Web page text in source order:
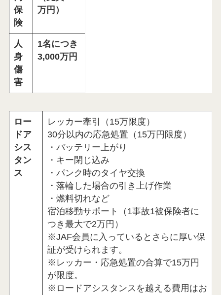
保
険
万円）
人
身
傷
害
1名につき
3,000万円
ロー
ドア
シス
タン
ス
レッカー牽引（15万限度）
30分以内の応急処置（15万円限度）
・バッテリー上がり
・キー閉じ込み
・パンク時のタイヤ交換
・落輪した場合の引き上げ作業
・燃料切れなど
宿泊移動サポート（1事故1被保険者に
つき最大で2万円）
※JAF会員に入っているとさらに厚い保
証が受けられます。
※レッカー・応急処置の合算で15万円
が限度。
※ロードアシスタンスを越える費用はお